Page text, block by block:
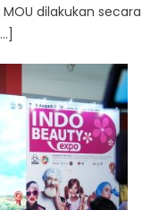
dilakukan secara